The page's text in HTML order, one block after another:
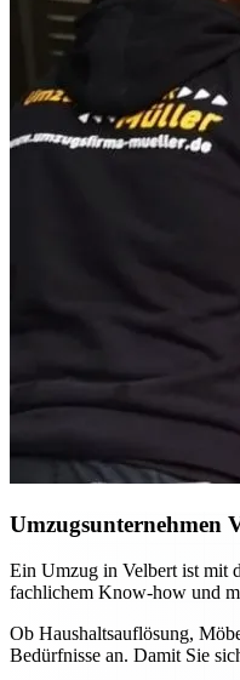
Umzugsunternehmen
Ein Umzug in Velbert ist mit
fachlichem Know-how und
Ob Haushaltsauflösung,
Bedürfnisse an. Damit Sie